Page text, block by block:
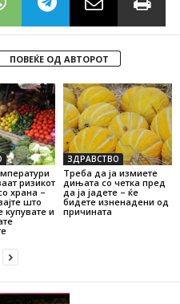
ПОВЕЌЕ ОД АВТОРОТ
ризикот
храна –
што
купувате и
ЗДРАВСТВО
Треба да ја измиете
дињата со четка пред
да ја јадете – ќе
бидете изненадени од
причината